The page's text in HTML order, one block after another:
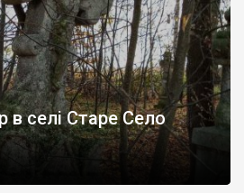
в селі Старе Село